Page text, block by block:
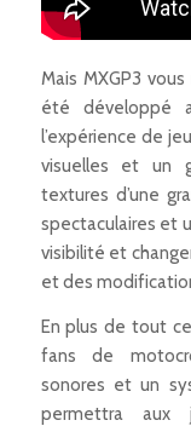
Mais MXGP3
été développé
l’expérience de
visuelles et un
textures d’une
spectaculaires et
visibilité et
et des
En plus de tout
fans de
sonores et un
permettra aux